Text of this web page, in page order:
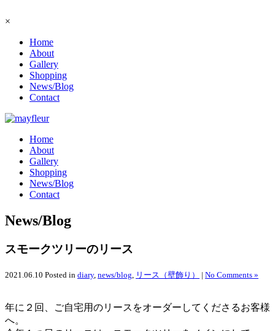
×
Home
About
Gallery
Shopping
News/Blog
Contact
Home
About
Gallery
Shopping
News/Blog
Contact
News/Blog
スモークツリーのリース
2021.06.10 Posted in diary, news/blog リース（壁飾り） | No Comments »
年に２回、ご自宅用のリースをオーダーしてくださるお客様
へ。